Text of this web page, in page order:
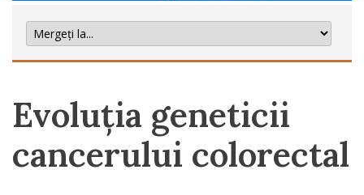
Evoluția geneticii
cancerului colorectal